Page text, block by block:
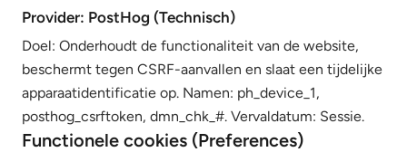
Provider: PostHog (Technisch)
Doel: Onderhoudt de functionaliteit van de website,
beschermt tegen CSRF-aanvallen en slaat een tijdelijke
apparaatidentificatie op. Namen: ph_device_1,
posthog_csrftoken, dmn_chk_#. Vervaldatum: Sessie.
Functionele cookies (Preferences)